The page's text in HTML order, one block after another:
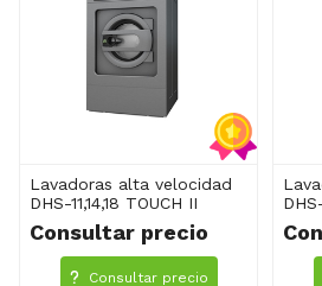
Lavadoras alta velocidad
DHS-11,14,18 TOUCH II
Consultar precio
Consultar precio